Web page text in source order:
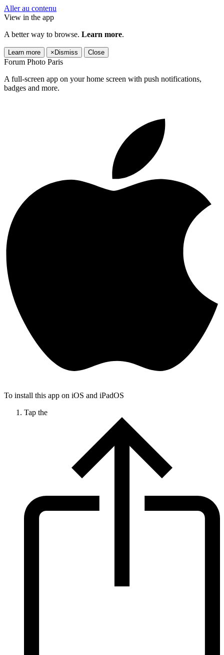
Aller au contenu
View in the app
A better way to browse. Learn more.
Learn more × Dismiss Close
Forum Photo Paris
A full-screen app on your home screen with push notifications,
badges and more.
To install this app on iOS and iPadOS
Tap the